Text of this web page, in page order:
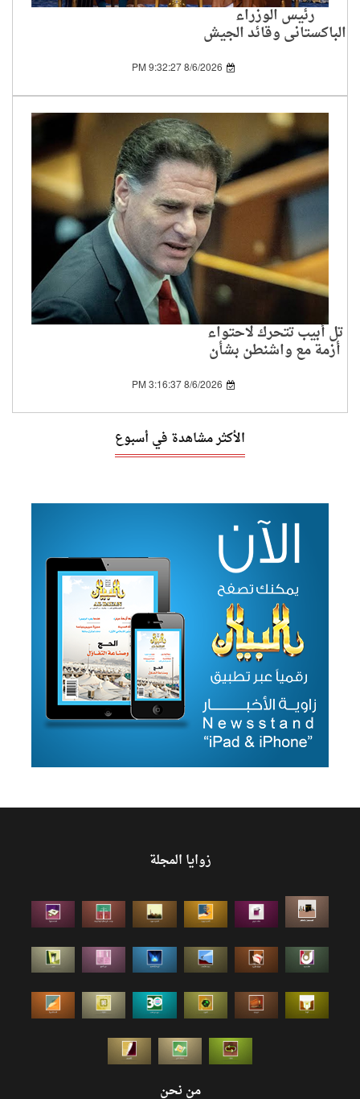
رئيس الوزراء
الباكستاني وقائد الجيش
التعاون بين الدولتين8/6/2026 9:32:27 PM
تل أبيب تتحرك لاحتواء
أزمة مع واشنطن بشأن
اتفاق غزة
8/6/2026 3:16:37 PM
الأكثر مشاهدة في أسبوع
زوايا المجلة
من نحن